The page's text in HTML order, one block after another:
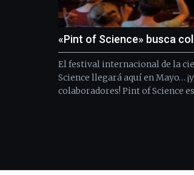
«Pint of Science» busca
El festival internacional de la
Science llegará aquí en Mayo…
colaboradores! Pint of Science